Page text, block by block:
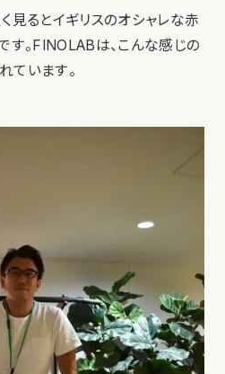
見るとイギリスのオシャレな赤
す。FINOLABは、こんな感じの
ています。